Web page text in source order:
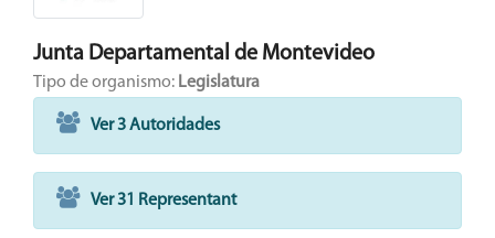
Junta Departamental de Montevideo
Tipo de organismo: Legislatura
Ver 3 Autoridades
Ver 31 Representant